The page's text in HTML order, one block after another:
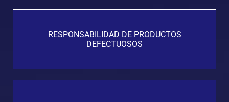
RESPONSABILIDAD DE PRODUCTOS
DEFECTUOSOS